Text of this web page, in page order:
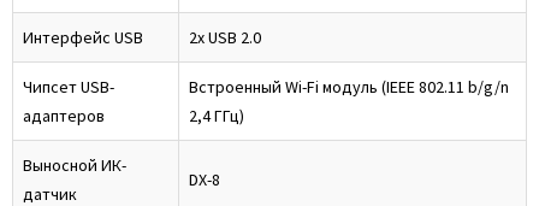
Интерфейс USB 2x USB 2.0
Чипсет USB-
адаптеров
Встроенный Wi-Fi модуль (IEEE 802.11 b/g/n
2,4 ГГц)
Выносной ИК-
датчик
DX-8